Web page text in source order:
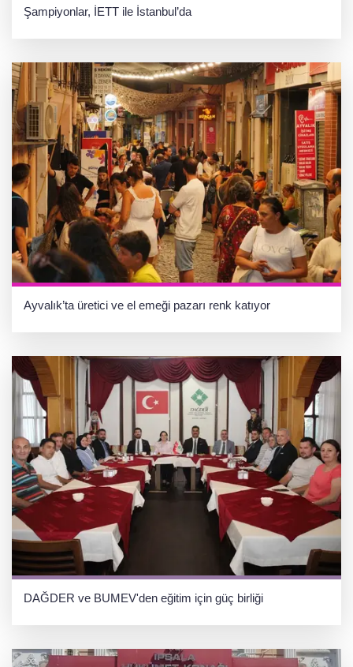
Şampiyonlar, İETT ile İstanbul’da
Ayvalık’ta üretici ve el emeği pazarı renk katıyor
DAĞDER ve BUMEV'den eğitim için güç birliği